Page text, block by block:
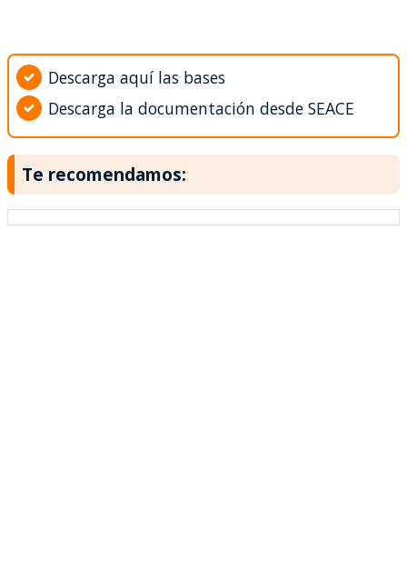
Descarga aquí las bases
Descarga la documentación desde SEACE
Te recomendamos: